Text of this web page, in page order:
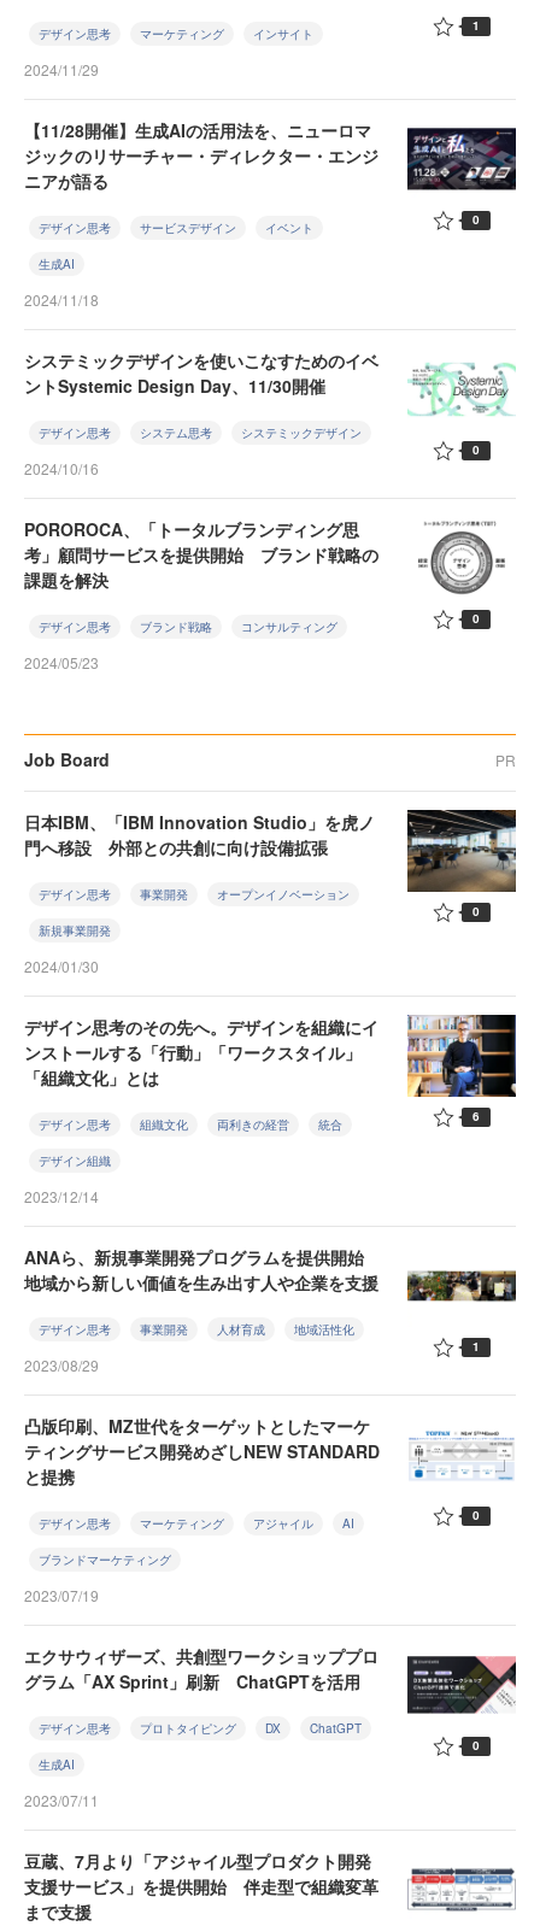
デザイン思考 マーケティング インサイト
2024/11/29
1
【11/28開催】生成AIの活用法を、ニューロマ
ジックのリサーチャー・ディレクター・エンジ
ニアが語る
デザイン思考 サービスデザイン イベント
生成AI
2024/11/18
0
システミックデザインを使いこなすためのイベ
ントSystemic Design Day、11/30開催
デザイン思考 システム思考 システミックデザイン
2024/10/16
0
POROROCA、「トータルブランディング思
考」顧問サービスを提供開始 ブランド戦略の
課題を解決
デザイン思考 ブランド戦略 コンサルティング
2024/05/23
0
Job Board PR
日本IBM、「IBM Innovation Studio」を虎ノ
門へ移設 外部との共創に向け設備拡張
デザイン思考 事業開発 オープンイノベーション
新規事業開発
2024/01/30
0
デザイン思考のその先へ。デザインを組織にイ
ンストールする「行動」「ワークスタイル」
「組織文化」とは
デザイン思考 組織文化 両利きの経営 統合
デザイン組織
2023/12/14
6
ANAら、新規事業開発プログラムを提供開始
地域から新しい価値を生み出す人や企業を支援
デザイン思考 事業開発 人材育成 地域活性化
2023/08/29
1
凸版印刷、MZ世代をターゲットとしたマーケ
ティングサービス開発めざしNEW STANDARD
と提携
デザイン思考 マーケティング アジャイル AI
ブランドマーケティング
2023/07/19
0
エクサウィザーズ、共創型ワークショッププロ
グラム「AX Sprint」刷新 ChatGPTを活用
デザイン思考 プロトタイピング DX ChatGPT
生成AI
2023/07/11
0
豆蔵、7月より「アジャイル型プロダクト開発
支援サービス」を提供開始 伴走型で組織変革
まで支援